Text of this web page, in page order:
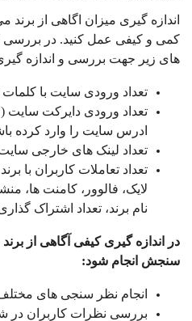
اندازه گیری میزان اگاهی از
کمی و کیفی عمل کنید. در بررسی
های زیر جهت بررسی و اندازه
تعداد ورودی سایت با
تعداد ورودی دایرکت
ادرس سایت را وارد کرده
تعداد لینک های خارجی
تعداد تعاملات کاربران با
لایک، فالوور، کامنت ها،
نام برند، تعداد اشتراک
در اندازه گیری کیفی آگاهی از
سنجش انجام شود:
انجام نظر سنجی های
بررسی نظرات کاربران در